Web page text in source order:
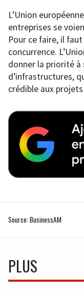
L’Union
entreprises se
Pour ce faire, il
concurrence.
donner la priorité
d’infrastructures,
crédible aux
Source: BusinessAM
PLUS